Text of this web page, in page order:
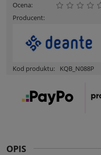
Ocena:
Producent:
Kod produktu: KQB_N088P
OPIS